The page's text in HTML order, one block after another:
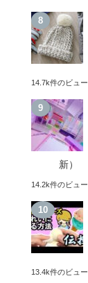
14.7k件のビュー
新）
14.2k件のビュー
13.4k件のビュー